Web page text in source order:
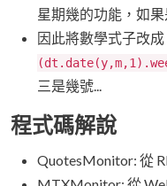
星期幾的功能，如果
因此將數學式子改成
三是幾號...
程式碼解說
QuotesMonitor: 從